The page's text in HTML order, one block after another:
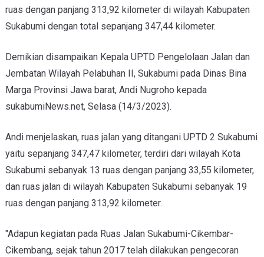
ruas dengan panjang 313,92 kilometer di wilayah Kabupaten
Sukabumi dengan total sepanjang 347,44 kilometer.
Demikian disampaikan Kepala UPTD Pengelolaan Jalan dan
Jembatan Wilayah Pelabuhan II, Sukabumi pada Dinas Bina
Marga Provinsi Jawa barat, Andi Nugroho kepada
sukabumiNews.net, Selasa (14/3/2023).
Andi menjelaskan, ruas jalan yang ditangani UPTD 2 Sukabumi
yaitu sepanjang 347,47 kilometer, terdiri dari wilayah Kota
Sukabumi sebanyak 13 ruas dengan panjang 33,55 kilometer,
dan ruas jalan di wilayah Kabupaten Sukabumi sebanyak 19
ruas dengan panjang 313,92 kilometer.
"Adapun kegiatan pada Ruas Jalan Sukabumi-Cikembar-
Cikembang, sejak tahun 2017 telah dilakukan pengecoran